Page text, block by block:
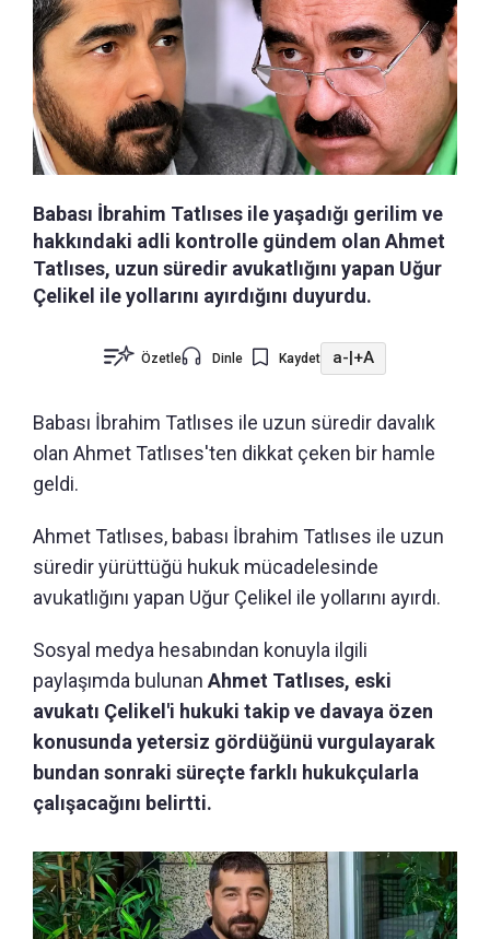
Babası İbrahim Tatlıses ile yaşadığı gerilim ve
hakkındaki adli kontrolle gündem olan Ahmet
Tatlıses, uzun süredir avukatlığını yapan Uğur
Çelikel ile yollarını ayırdığını duyurdu.
Özetle Dinle Kaydet a- +A
Babası İbrahim Tatlıses ile uzun süredir davalık
olan Ahmet Tatlıses'ten dikkat çeken bir hamle
geldi.
Ahmet Tatlıses, babası İbrahim Tatlıses ile uzun
süredir yürüttüğü hukuk mücadelesinde
avukatlığını yapan Uğur Çelikel ile yollarını ayırdı.
Sosyal medya hesabından konuyla ilgili
paylaşımda bulunan Ahmet Tatlıses, eski
avukatı Çelikel'i hukuki takip ve davaya özen
konusunda yetersiz gördüğünü vurgulayarak
bundan sonraki süreçte farklı hukukçularla
çalışacağını belirtti.